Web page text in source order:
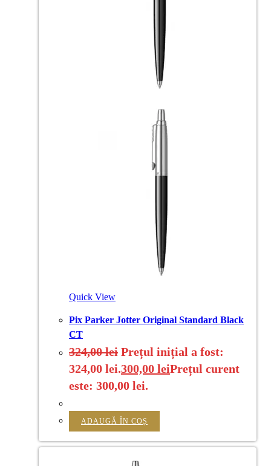
Quick View
Pix Parker Jotter Original Standard Black
CT
324,00lei Prețul inițial a fost:
324,00 lei.300,00 leiPrețul curent
este: 300,00 lei.
ADAUGĂ ÎN COȘ